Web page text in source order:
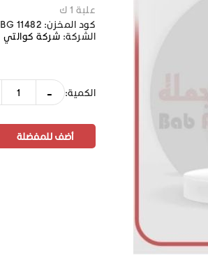
علبة 1 ك
كود المخزن: BG 11482
الشركة: شركة كوالتي
الكمية: -
أضف للمفضلة